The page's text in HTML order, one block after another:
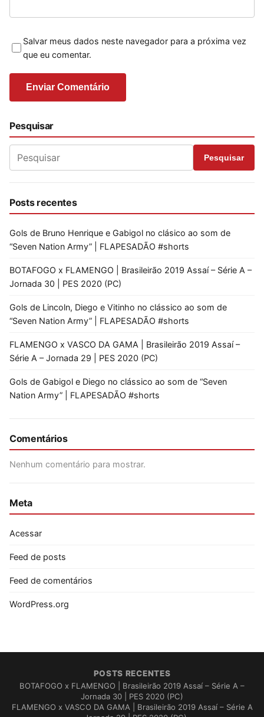
Salvar meus dados neste navegador para a próxima vez
que eu comentar.
Pesquisar
Pesquisar
Posts recentes
Gols de Bruno Henrique e Gabigol no clásico ao som de
“Seven Nation Army” | FLAPESADÃO #shorts
BOTAFOGO x FLAMENGO | Brasileirão 2019 Assaí – Série A –
Jornada 30 | PES 2020 (PC)
Gols de Lincoln, Diego e Vitinho no clássico ao som de
“Seven Nation Army” | FLAPESADÃO #shorts
FLAMENGO x VASCO DA GAMA | Brasileirão 2019 Assaí –
Série A – Jornada 29 | PES 2020 (PC)
Gols de Gabigol e Diego no clássico ao som de “Seven
Nation Army” | FLAPESADÃO #shorts
Comentários
Nenhum comentário para mostrar.
Meta
Acessar
Feed de posts
Feed de comentários
WordPress.org
POSTS RECENTES
BOTAFOGO x FLAMENGO | Brasileirão 2019 Assaí – Série A –
Jornada 30 | PES 2020 (PC)
FLAMENGO x VASCO DA GAMA | Brasileirão 2019 Assaí – Série A